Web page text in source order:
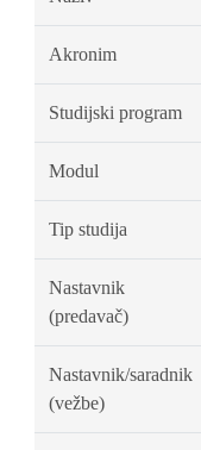
Akronim
Studijski program
Modul
Tip studija
Nastavnik
(predavač)
Nastavnik/saradnik
(vežbe)